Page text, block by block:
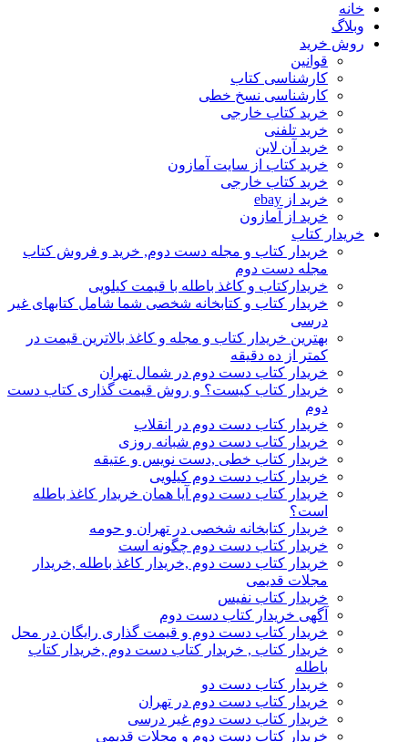
خانه
وبلاگ
روش خرید
قوانین
کارشناسی کتاب
کارشناسی نسخ خطی
خرید کتاب خارجی
خرید تلفنی
خرید آن لاین
خرید کتاب از سایت آمازون
خرید کتاب خارجی
خرید از ebay
خرید از آمازون
خریدار کتاب
خریدار کتاب و مجله دست دوم, خرید و فروش کتاب
مجله دست دوم
خریدارکتاب و کاغذ باطله با قیمت کیلویی
خریدار کتاب و کتابخانه شخصی شما شامل کتابهای غیر
درسی
بهترین خریدار کتاب و مجله و کاغذ بالاترین قیمت در
کمتر از ده دقیقه
خریدار کتاب دست دوم در شمال تهران
خریدار کتاب کیست؟ و روش قیمت گذاری کتاب دست
دوم
خریدار کتاب دست دوم در انقلاب
خریدار کتاب دست دوم شبانه روزی
خریدار کتاب خطی ,دست نویس و عتیقه
خریدار کتاب دست دوم کیلویی
خریدار کتاب دست دوم آیا همان خریدار کاغذ باطله
است؟
خریدار کتابخانه شخصی در تهران و حومه
خریدار کتاب دست دوم چگونه است
خریدار کتاب دست دوم ,خریدار کاغذ باطله ,خریدار
مجلات قدیمی
خریدار کتاب نفیس
آگهی خریدار کتاب دست دوم
خریدار کتاب دست دوم و قیمت گذاری رایگان در محل
خریدار کتاب , خریدار کتاب دست دوم ,خریدار کتاب
باطله
خریدار کتاب دست دو
خریدار کتاب دست دوم در تهران
خریدار کتاب دست دوم غیر درسی
خریدار کتاب دست دوم و مجلات قدیمی